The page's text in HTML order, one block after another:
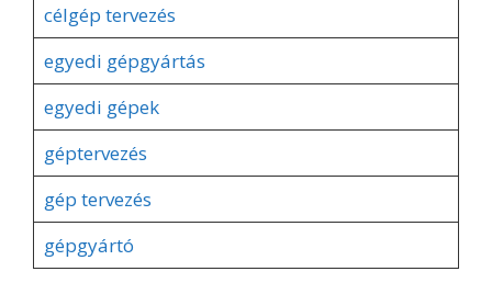
célgép tervezés
egyedi gépgyártás
egyedi gépek
géptervezés
gép tervezés
gépgyártó